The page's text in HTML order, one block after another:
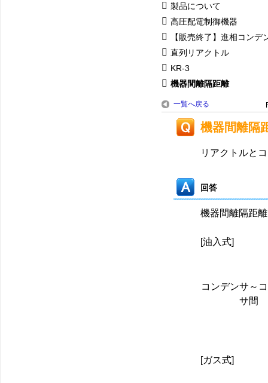
製品について
高圧配電制御機器
【販売終了】進相コンデ
直列リアクトル
KR-3
機器間離隔距離
一覧へ戻る
機器間離隔
リアクトルと
回答
機器間離隔距
[油入式]
コンデンサ～
サ間
[ガス式]